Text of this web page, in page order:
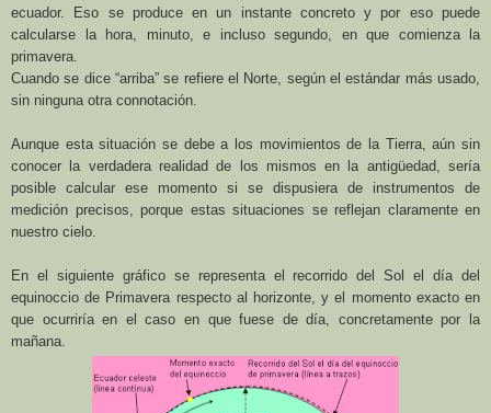
ecuador. Eso se produce en un instante concreto y por eso puede
calcularse la hora, minuto, e incluso segundo, en que comienza la
primavera.
Cuando se dice “arriba” se refiere el Norte, según el estándar más usado,
sin ninguna otra connotación.
Aunque esta situación se debe a los movimientos de la Tierra, aún sin
conocer la verdadera realidad de los mismos en la antigüedad, sería
posible calcular ese momento si se dispusiera de instrumentos de
medición precisos, porque estas situaciones se reflejan claramente en
nuestro cielo.
En el siguiente gráfico se representa el recorrido del Sol el día del
equinoccio de Primavera respecto al horizonte,y el momento exacto en
que ocurriría en el caso en que fuese de día, concretamente por la
mañana.